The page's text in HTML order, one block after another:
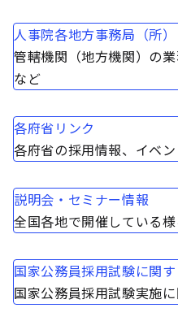
人事院各地方事務局（所）
管轄機関（地方機関）の
など
各府省リンク
各府省の採用情報、イベ
説明会・セミナー情報
全国各地で開催している
国家公務員採用試験に関
国家公務員採用試験実施